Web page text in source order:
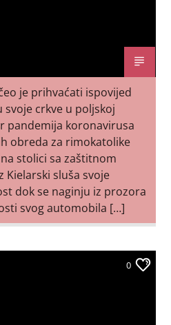
je prihvaćati ispovijed
crkve u poljskoj
pandemija koronavirusa
obreda za rimokatolike
stolici sa zaštitnom
Kielarski sluša svoje
dok se naginju iz prozora
svog automobila […]
0